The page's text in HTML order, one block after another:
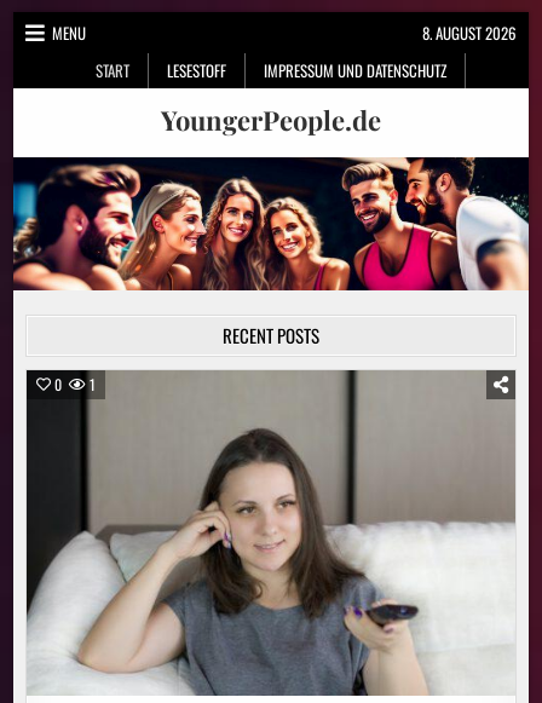
Skip
MENU
START
LESESTOFF IMPRESSUM UND DATENSCHUTZ
8. AUGUST 2026
YoungerPeople.de
RECENT POSTS
0 1